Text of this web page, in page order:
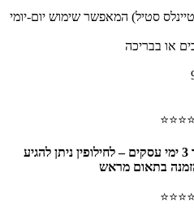
סטיל) המאפשר שימוש יום-יומי
או בבריכה
דגם זה זמין במלאי ויסופק בתוך 3 ימי עסקים – לחילופין ניתן להגיע
בתאום מראש